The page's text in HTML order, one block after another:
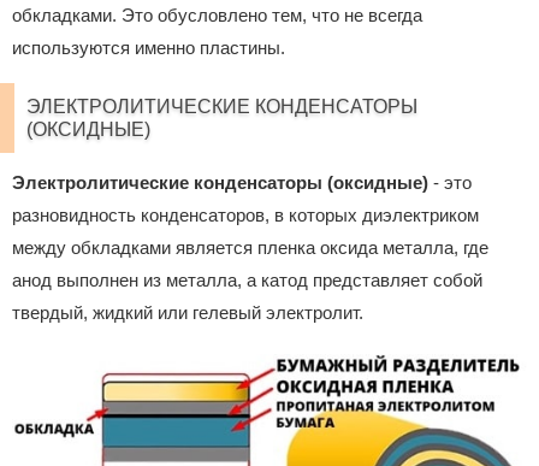
обкладками. Это обусловлено тем, что не всегда
используются именно пластины.
ЭЛЕКТРОЛИТИЧЕСКИЕ КОНДЕНСАТОРЫ
(ОКСИДНЫЕ)
Электролитические конденсаторы (оксидные) - это
разновидность конденсаторов, в которых диэлектриком
между обкладками является пленка оксида металла, где
анод выполнен из металла, а катод представляет собой
твердый, жидкий или гелевый электролит.